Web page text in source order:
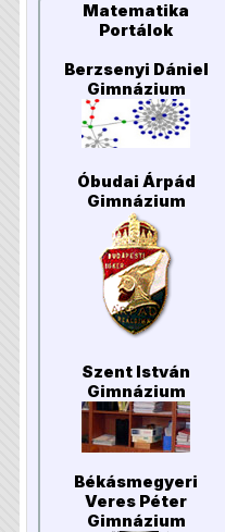
Matematika
Portálok
Berzsenyi Dániel
Gimnázium
Óbudai Árpád
Gimnázium
Szent István
Gimnázium
Békásmegyeri
Veres Péter
Gimnázium